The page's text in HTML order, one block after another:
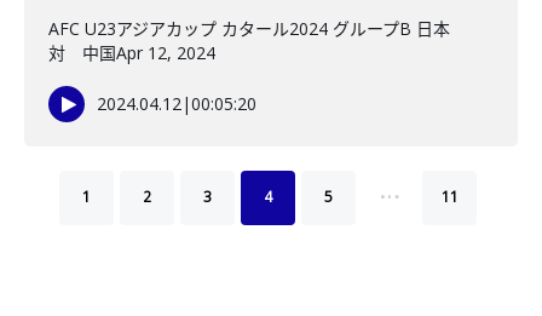
AFC U23アジアカップ カタール2024 グループB 日本
対 中国Apr 12, 2024
2024.04.12|00:05:20
1 2 3 4 5 … 11